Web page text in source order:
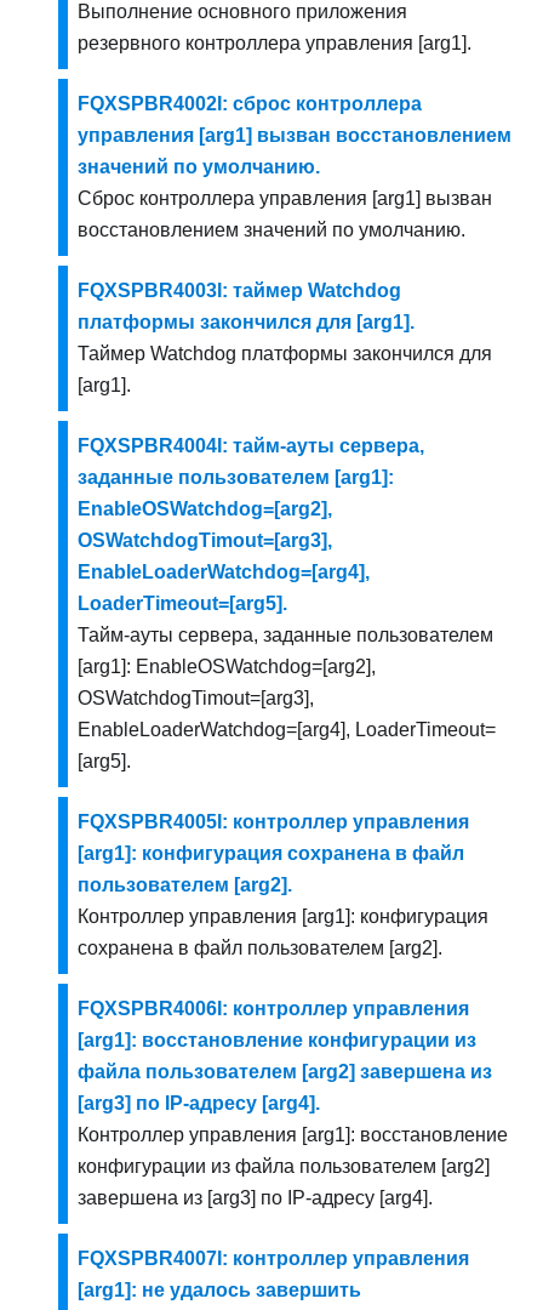
Выполнение основного приложения
резервного контроллера управления [arg1].
FQXSPBR4002I: сброс контроллера
управления [arg1] вызван восстановлением
значений по умолчанию.
Сброс контроллера управления [arg1] вызван
восстановлением значений по умолчанию.
FQXSPBR4003I: таймер Watchdog
платформы закончился для [arg1].
Таймер Watchdog платформы закончился для
[arg1].
FQXSPBR4004I: тайм-ауты сервера,
заданные пользователем [arg1]:
EnableOSWatchdog=[arg2],
OSWatchdogTimout=[arg3],
EnableLoaderWatchdog=[arg4],
LoaderTimeout=[arg5].
Тайм-ауты сервера, заданные пользователем
[arg1]: EnableOSWatchdog=[arg2],
OSWatchdogTimout=[arg3],
EnableLoaderWatchdog=[arg4], LoaderTimeout=
[arg5].
FQXSPBR4005I: контроллер управления
[arg1]: конфигурация сохранена в файл
пользователем [arg2].
Контроллер управления [arg1]: конфигурация
сохранена в файл пользователем [arg2].
FQXSPBR4006I: контроллер управления
[arg1]: восстановление конфигурации из
файла пользователем [arg2] завершена из
[arg3] по IP-адресу [arg4].
Контроллер управления [arg1]: восстановление
конфигурации из файла пользователем [arg2]
завершена из [arg3] по IP-адресу [arg4].
FQXSPBR4007I: контроллер управления
[arg1]: не удалось завершить